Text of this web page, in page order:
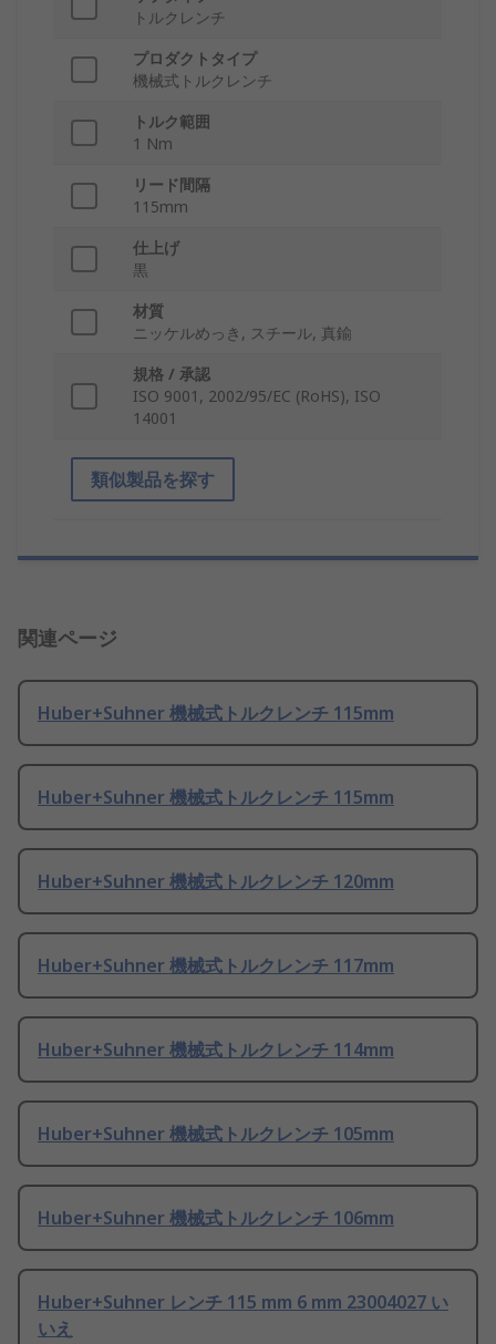
トルクレンチ
プロダクトタイプ
機械式トルクレンチ
トルク範囲
1 Nm
リード間隔
115mm
仕上げ
黒
材質
ニッケルめっき, スチール, 真鍮
規格 / 承認
ISO 9001, 2002/95/EC (RoHS), ISO
14001
類似製品を探す
関連ページ
Huber+Suhner 機械式トルクレンチ 115mm
Huber+Suhner 機械式トルクレンチ 115mm
Huber+Suhner 機械式トルクレンチ 120mm
Huber+Suhner 機械式トルクレンチ 117mm
Huber+Suhner 機械式トルクレンチ 114mm
Huber+Suhner 機械式トルクレンチ 105mm
Huber+Suhner 機械式トルクレンチ 106mm
Huber+Suhner レンチ 115 mm 6 mm 23004027 い
いえ